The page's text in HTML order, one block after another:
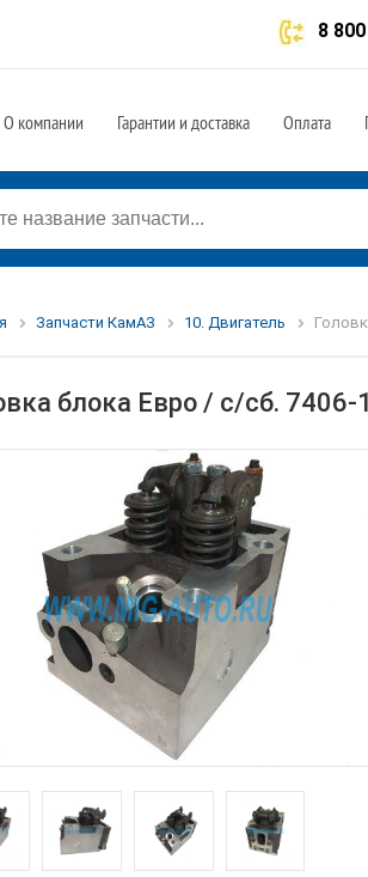
8
О компании Гарантии и доставка Оплата
Запчасти КамАЗ 10. Двигатель
блока Евро / с/сб. 7406-